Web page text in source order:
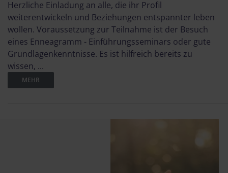
Herzliche Einladung an alle, die ihr Profil
weiterentwickeln und Beziehungen entspannter leben
wollen. Voraussetzung zur Teilnahme ist der Besuch
eines Enneagramm - Einführungsseminars oder gute
Grundlagenkenntnisse. Es ist hilfreich bereits zu
wissen, ...
MEHR